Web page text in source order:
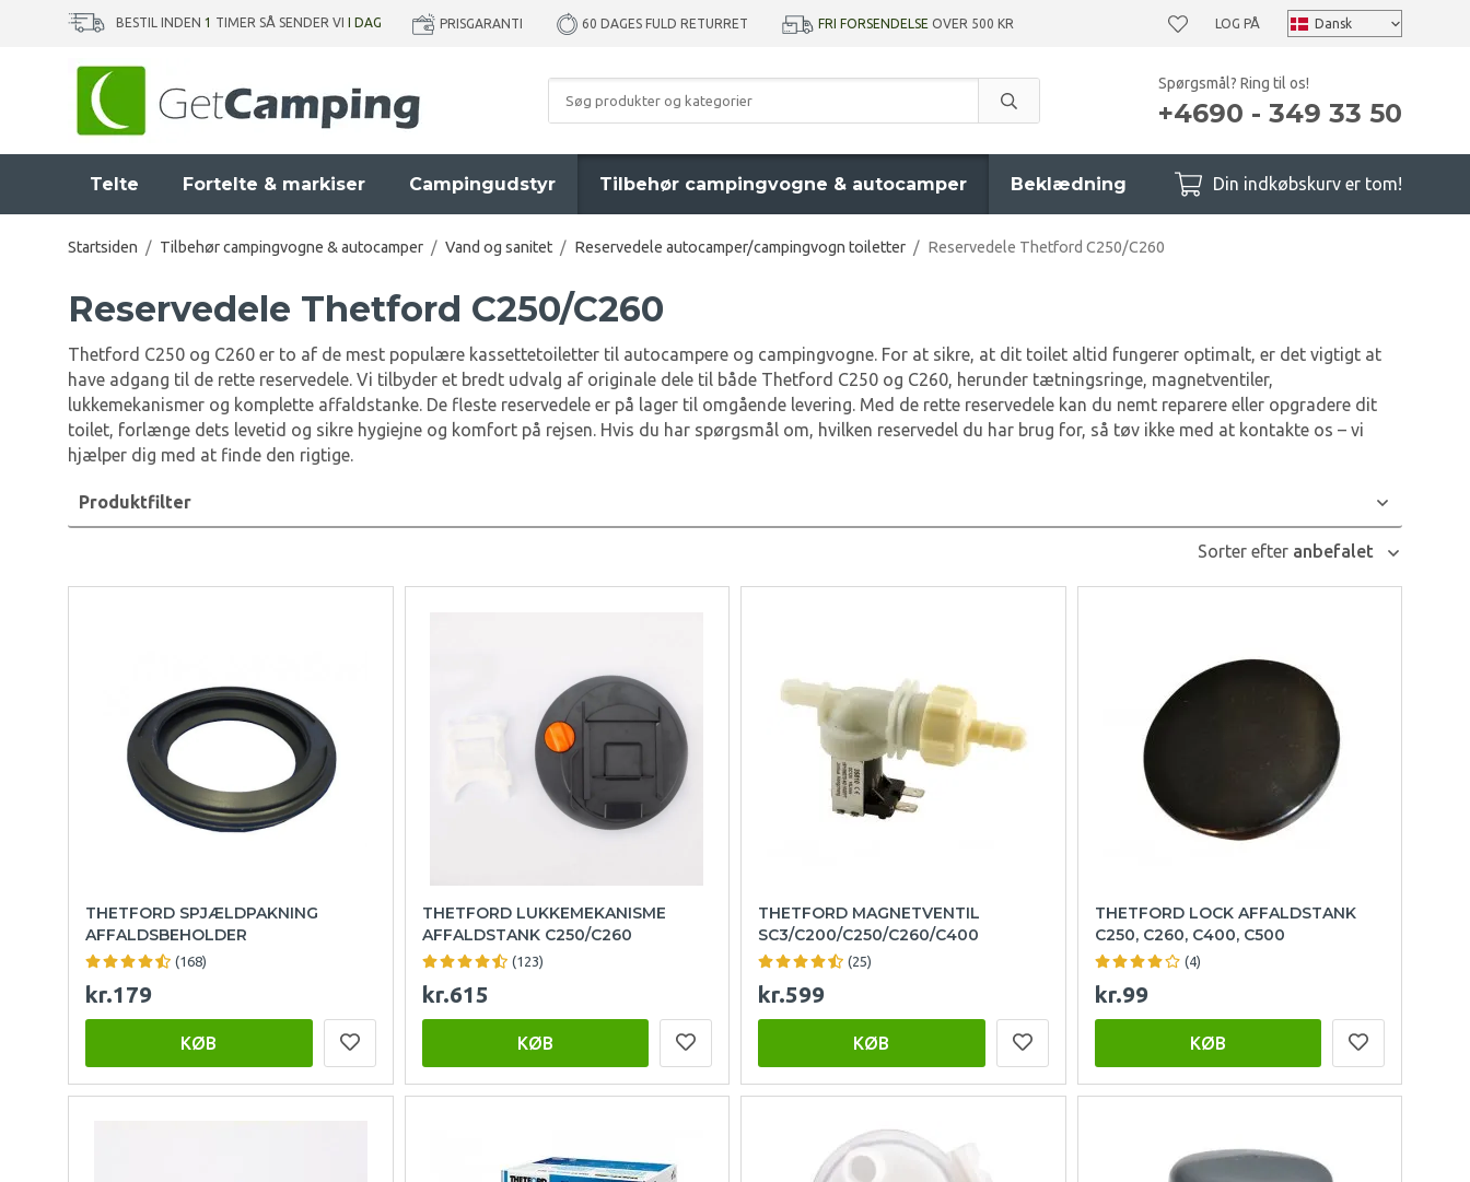
BESTIL INDEN 1 TIMER SÅ SENDER VI I DAG PRISGARANTI 60 DAGES FULD RETURRET FRI FORSENDELSE OVER 500 KR LOG PÅ
Spørgsmål? Ring til os!
+4690 - 349 33 50
Telte Fortelte & markiser Campingudstyr Tilbehør campingvogne & autocamper Beklædning Din indkøbskurv er tom!
Startsiden / Tilbehør campingvogne & autocamper / Vand og sanitet / Reservedele autocamper/campingvogn toiletter / Reservedele Thetford C250/C260
Reservedele Thetford C250/C260
Thetford C250 og C260 er to af de mest populære kassettetoiletter til autocampere og campingvogne. For at sikre, at dit toilet altid fungerer optimalt, er det vigtigt at
have adgang til de rette reservedele. Vi tilbyder et bredt udvalg af originale dele til både Thetford C250 og C260, herunder tætningsringe, magnetventiler,
lukkemekanismer og komplette affaldstanke. De fleste reservedele er på lager til omgående levering. Med de rette reservedele kan du nemt reparere eller opgradere dit
toilet, forlænge dets levetid og sikre hygiejne og komfort på rejsen. Hvis du har spørgsmål om, hvilken reservedel du har brug for, så tøv ikke med at kontakte os – vi
hjælper dig med at finde den rigtige.
Produktfilter
Sorter efter anbefalet
THETFORD SPJÆLDPAKNING
AFFALDSBEHOLDER
(168)
kr.179
KØB
THETFORD LUKKEMEKANISME
AFFALDSTANK C250/C260
(123)
kr.615
KØB
THETFORD MAGNETVENTIL
SC3/C200/C250/C260/C400
(25)
kr.599
KØB
THETFORD LOCK AFFALDSTANK
C250, C260, C400, C500
(4)
kr.99
KØB